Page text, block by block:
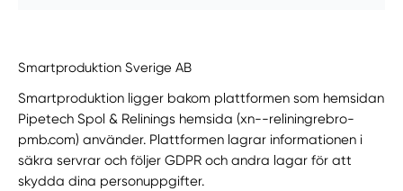
Smartproduktion Sverige AB
Smartproduktion ligger bakom plattformen som hemsidan
Pipetech Spol & Relinings hemsida (xn--reliningrebro-
pmb.com) använder. Plattformen lagrar informationen i
säkra servrar och följer GDPR och andra lagar för att
skydda dina personuppgifter.